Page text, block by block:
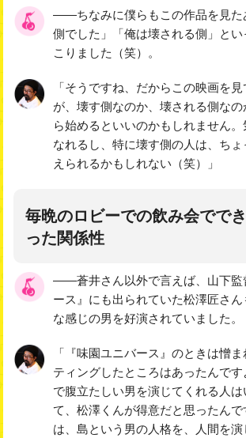
――ちなみに僕らもこの作品を見た
側でした」「俺は壊される側」と
こりました（笑）。
「そうですね、だからこの映画を
が、壊す側なのか、壊される側な
ら始めるといいのかもしれません
なれるし、特に壊す側の人は、ちょ
えられるかもしれない（笑）」
毎晩のロビーでの飲み会でで
った関係性
――蒼井さん以外で言えば、山下監
ース』にも出られていた松澤匠さ
な感じの男を好演されていました。
「『味園ユニバース』のときは憎
ティングしたところはあったんで
で腹立たしい男を演じてくれる人は
て、松澤くんが得意だと思ったん
は、島という男の人格を、人間を